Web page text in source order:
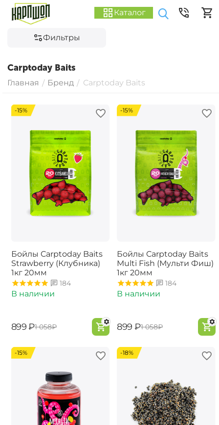
Каталог
Фильтры
Carptoday Baits
Главная / Бренд / Carptoday Baits
-15%
Бойлы Carptoday Baits
Strawberry (Клубника)
1кг 20мм
184
В наличии
‍899‍ ₽‍1 058‍₽
-15%
Бойлы Carptoday Baits
Multi Fish (Мульти Фиш)
1кг 20мм
184
В наличии
‍899‍ ₽‍1 058‍₽
-15% -18%